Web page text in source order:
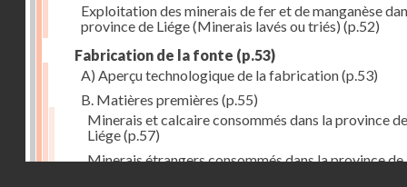
Exploitation des minerais de fer et de manganèse
province de Liége (Minerais lavés ou triés) (p.52)
Fabrication de la fonte (p.53)
A) Aperçu technologique de la fabrication(p.53)
B. Matières premières (p.55)
Minerais et calcaire consommés dans la province de
Liége(p.57)
Minerais étrangers consommés dans la province de